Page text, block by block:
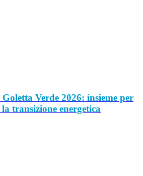
Verde 2026: insieme per
transizione energetica